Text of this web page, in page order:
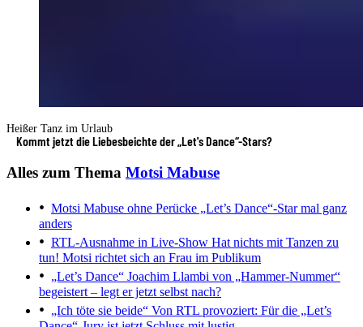
Heißer Tanz im Urlaub
Kommt jetzt die Liebesbeichte der „Let's Dance“-Stars?
Alles zum Thema Motsi Mabuse
Motsi Mabuse ohne Perücke „Let’s Dance“-Star mal ganz
anders
RTL-Ausnahme in Live-Show Hat nichts mit Tanzen zu
tun! Motsi richtet sich an Frau im Publikum
„Let’s Dance“ Joachim Llambi von „Hammer-Nummer“
begeistert – legt er jetzt selbst nach?
„Ich töte sie beide“ Von RTL provoziert: Für die „Let’s